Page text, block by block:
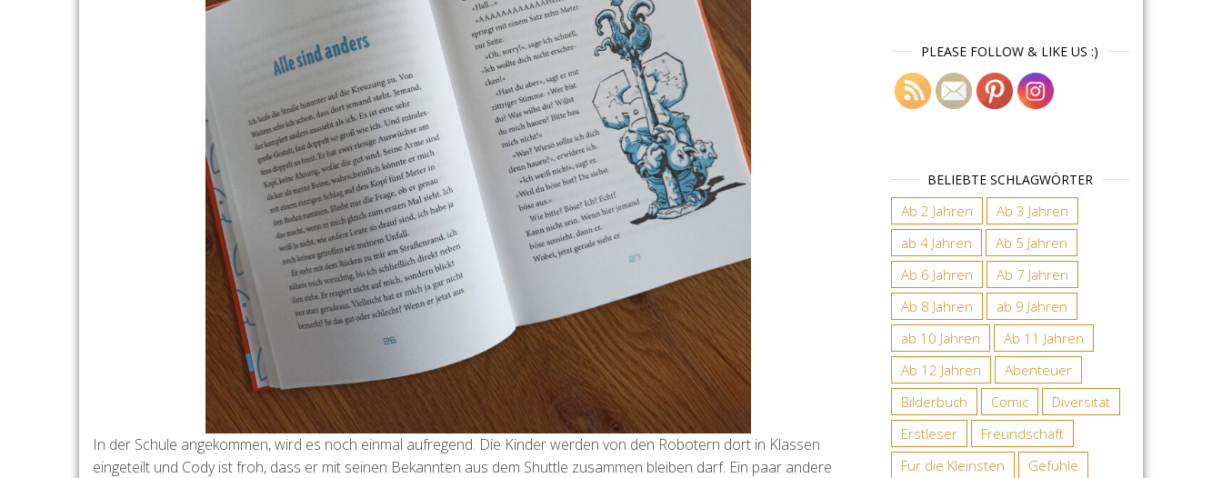
In der Schule angekommen, wird es noch einmal aufregend. Die Kinder werden von den Robotern dort in Klassen
eingeteilt und Cody ist froh, dass er mit seinen Bekannten aus dem Shuttle zusammen bleiben darf. Ein paar andere
PLEASE FOLLOW & LIKE US :)
BELIEBTE SCHLAGWÖRTER
Ab 2 Jahren
Ab 3 Jahren
ab 4 Jahren
Ab 5 Jahren
Ab 6 Jahren
Ab 7 Jahren
Ab 8 Jahren
ab 9 Jahren
ab 10 Jahren
Ab 11 Jahren
Ab 12 Jahren
Abenteuer
Bilderbuch
Comic
Diversität
Erstleser
Freundschaft
Für die Kleinsten
Gefühle